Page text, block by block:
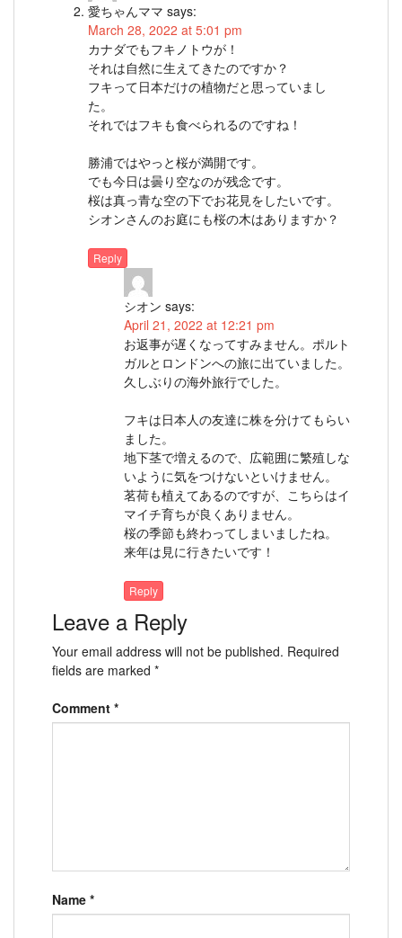
愛ちゃんママ says:
March 28, 2022 at 5:01 pm
カナダでもフキノトウが！
それは自然に生えてきたのですか？
フキって日本だけの植物だと思っていまし
た。
それではフキも食べられるのですね！
勝浦ではやっと桜が満開です。
でも今日は曇り空なのが残念です。
桜は真っ青な空の下でお花見をしたいです。
シオンさんのお庭にも桜の木はありますか？
Reply
シオン says:
April 21, 2022 at 12:21 pm
お返事が遅くなってすみません。ポルト
ガルとロンドンへの旅に出ていました。
久しぶりの海外旅行でした。
フキは日本人の友達に株を分けてもらい
ました。
地下茎で増えるので、広範囲に繁殖しな
いように気をつけないといけません。
茗荷も植えてあるのですが、こちらはイ
マイチ育ちが良くありません。
桜の季節も終わってしまいましたね。
来年は見に行きたいです！
Reply
Leave a Reply
Your email address will not be published. Required
fields are marked *
Comment *
Name *